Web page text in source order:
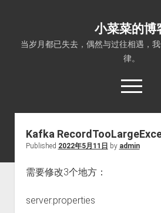
小菜菜的博
当岁月都已失去，偶然与过往相遇，
律。
open
menu
Kafka
Published 2022年5月11日 by admin
需要修改3个地方：
server.properties